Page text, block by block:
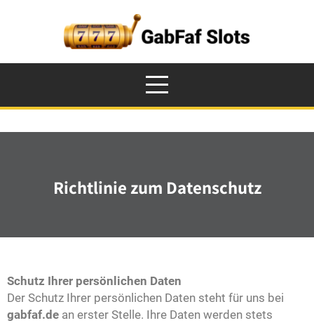
Richtlinie zum Datenschutz
Schutz Ihrer persönlichen Daten
Der Schutz Ihrer persönlichen Daten steht für uns bei
gabfaf.de an erster Stelle. Ihre Daten werden stets